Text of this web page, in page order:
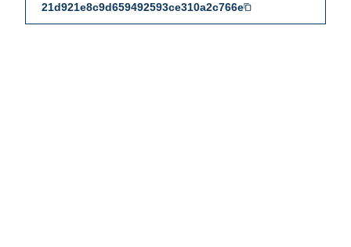
21d921e8c9d659492593ce310a2c766e